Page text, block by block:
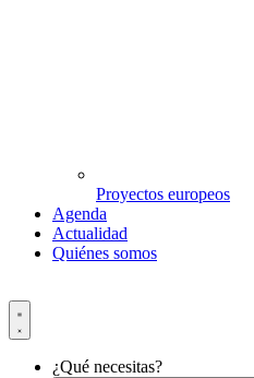
Proyectos europeos
Agenda
Actualidad
Quiénes somos
¿Qué necesitas?